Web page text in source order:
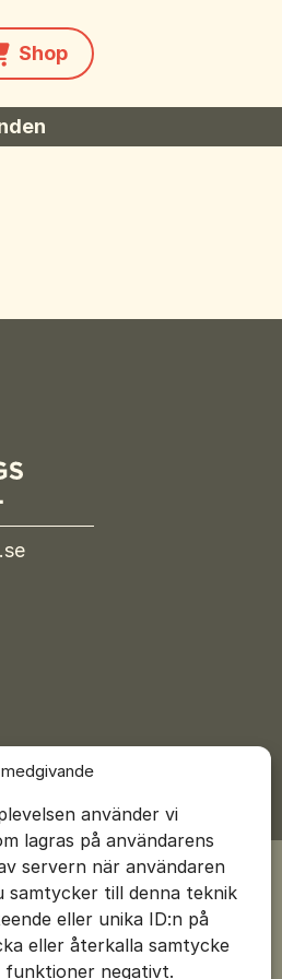
använder vi
lagras på användarens
servern när användaren
samtycker till denna teknik
eller unika ID:n på
eller återkalla samtycke
funktioner negativt.
Shop